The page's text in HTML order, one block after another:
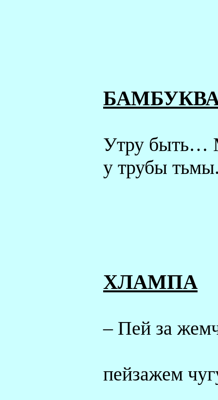
Утру
у трубы
XЛАМПА
– Пей за
пейзажем